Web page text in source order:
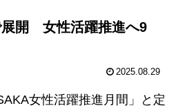
展開 女性活躍推進へ9
2025.08.29
女性活躍推進月間」と定